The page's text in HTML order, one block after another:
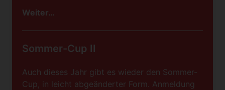
Weiter…
Sommer-Cup II
Auch dieses Jahr gibt es wieder den Sommer-
Cup, in leicht abgeänderter Form. Anmeldung